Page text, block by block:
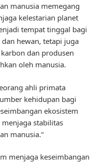
manusia memegang
kelestarian planet
tempat tinggal bagi
hewan, tetapi juga
dan produsen
oleh manusia.
ahli primata
kehidupan bagi
ekosistem
stabilitas
manusia.”
menjaga keseimbangan